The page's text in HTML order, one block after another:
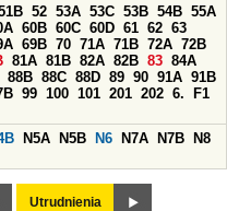
52 53A 53C 53B 54B 55A
60B 60C 60D 61 62 63
69B 70 71A 71B 72A 72B
81A 81B 82A 82B 83 84A
88B 88C 88D 89 90 91A 91B
99 100 101 201 202 6.
F1
N5A N5B N6 N7A N7B
N8
Utrudnienia